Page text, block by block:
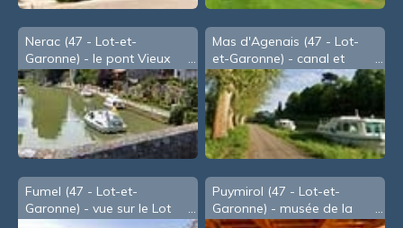
Nerac (47 - Lot-et-
Garonne) - le pont Vieux
au-dessus de la Baïse
Mas d'Agenais (47 - Lot-
et-Garonne) - canal et
Garonne côte-à-côte
Fumel (47 - Lot-et-
Garonne) - vue sur le Lot
Puymirol (47 - Lot-et-
Garonne) - musée de la